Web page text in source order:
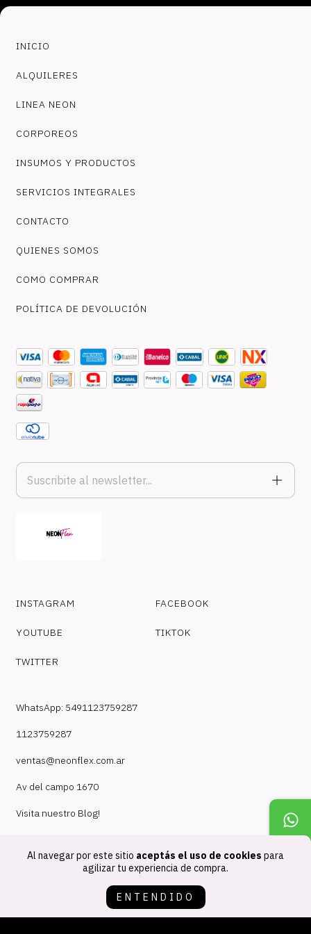
Al navegar por este sitio aceptás el uso de cookies para
agilizar tu experiencia de compra.
ENTENDIDO
INICIO
ALQUILERES
LINEA NEON
CORPOREOS
INSUMOS Y PRODUCTOS
SERVICIOS INTEGRALES
CONTACTO
QUIENES SOMOS
COMO COMPRAR
POLÍTICA DE DEVOLUCIÓN
INSTAGRAM FACEBOOK
YOUTUBE TIKTOK
TWITTER
WhatsApp: 5491123759287
1123759287
ventas@neonflex.com.ar
Av del campo 1670
Visita nuestro Blog!